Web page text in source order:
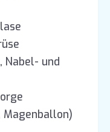
Nabel- und
Magenballon)